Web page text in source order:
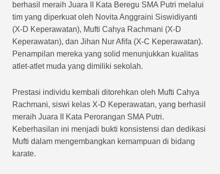
berhasil meraih Juara II Kata Beregu SMA Putri melalui
tim yang diperkuat oleh Novita Anggraini Siswidiyanti
(X-D Keperawatan), Mufti Cahya Rachmani (X-D
Keperawatan), dan Jihan Nur Afifa (X-C Keperawatan).
Penampilan mereka yang solid menunjukkan kualitas
atlet-atlet muda yang dimiliki sekolah.
Prestasi individu kembali ditorehkan oleh Mufti Cahya
Rachmani, siswi kelas X-D Keperawatan, yang berhasil
meraih Juara II Kata Perorangan SMA Putri.
Keberhasilan ini menjadi bukti konsistensi dan dedikasi
Mufti dalam mengembangkan kemampuan di bidang
karate.